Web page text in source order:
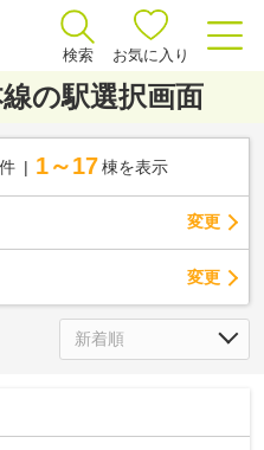
検索 お気に入り
の駅選択画面
件 1～17 棟を表示
変更
変更